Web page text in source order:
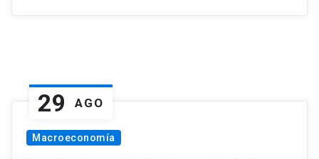
29 AGO
Macroeconomía